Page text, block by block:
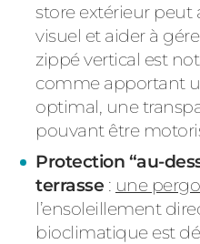
store extérieur peut
visuel et aider à
zippé vertical est
comme apportant
optimal, une
pouvant être
Protection “au-
terrasse : une
l’ensoleillement
bioclimatique est